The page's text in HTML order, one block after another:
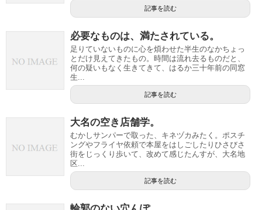
記事を読む
必要なものは、満たされている。
足りていないものに心を煩わせた半生のなかちょっ
とだけ見えてきたもの。時間は流れ去るものだと、
何の疑いもなく生きてきて、はるか三十年前の同窓
生...
記事を読む
大名の空き店舗学。
むかしサンパーで取った、キネヅカみたく。ポスチ
ングやフライヤ依頼で本屋をはしごしたりひさびさ
街をじっくり歩いて、改めて感じたんすが、大名地
区...
記事を読む